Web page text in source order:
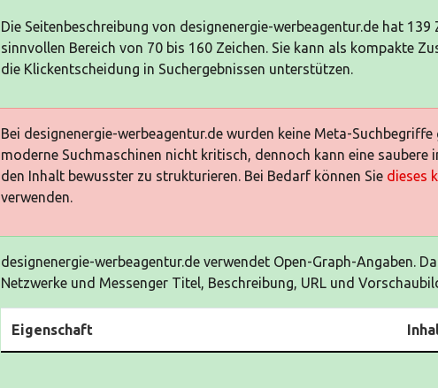
Die Seitenbeschreibung von designenergie-werbeagentur.de hat
sinnvollen Bereich von 70 bis 160 Zeichen. Sie kann als kompakte
die Klickentscheidung in Suchergebnissen unterstützen.
Bei designenergie-werbeagentur.de wurden keine Meta-
moderne Suchmaschinen nicht kritisch, dennoch kann eine saubere
den Inhalt bewusster zu strukturieren. Bei Bedarf können Sie dieses
verwenden.
designenergie-werbeagentur.de verwendet Open-Graph-Angaben.
Netzwerke und Messenger Titel, Beschreibung, URL und
Eigenschaft